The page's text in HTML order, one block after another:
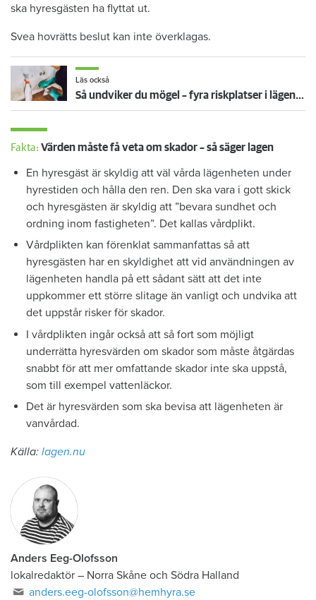
ska hyresgästen ha flyttat ut.
Svea hovrätts beslut kan inte överklagas.
Läs också
Så undviker du mögel – fyra riskplatser i lägenheten: ”Måste städa bort”
Fakta: Värden måste få veta om skador – så säger lagen
En hyresgäst är skyldig att väl vårda lägenheten under
hyrestiden och hålla den ren. Den ska vara i gott skick
och hyresgästen är skyldig att ”bevara sundhet och
ordning inom fastigheten”. Det kallas vårdplikt.
Vårdplikten kan förenklat sammanfattas så att
hyresgästen har en skyldighet att vid användningen av
lägenheten handla på ett sådant sätt att det inte
uppkommer ett större slitage än vanligt och undvika att
det uppstår risker för skador.
I vårdplikten ingår också att så fort som möjligt
underrätta hyresvärden om skador som måste åtgärdas
snabbt för att mer omfattande skador inte ska uppstå,
som till exempel vattenläckor.
Det är hyresvärden som ska bevisa att lägenheten är
vanvårdad.
Källa: lagen.nu
Anders Eeg-Olofsson
lokalredaktör – Norra Skåne och Södra Halland
anders.eeg-olofsson@hemhyra.se